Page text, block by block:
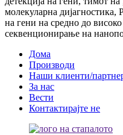
молекуларна дијагностика,
на гени на средно до
секвенционирање на
Дома
Производи
Наши клиенти/
За нас
Вести
Контактирајте не